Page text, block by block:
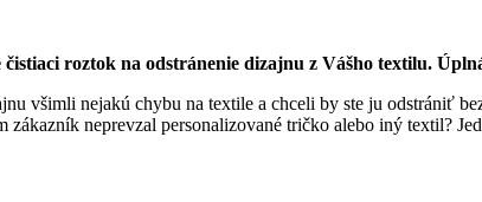
roztok na odstránenie dizajnu z Vášho textilu.
všimli nejakú chybu na textile a chceli by ste ju odstrániť
zákazník neprevzal personalizované tričko alebo iný textil?